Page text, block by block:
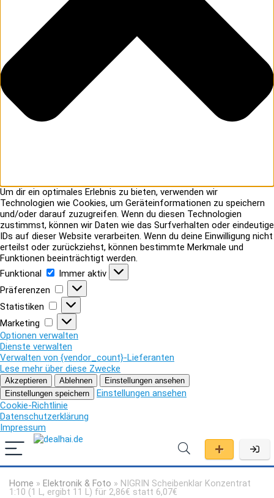
Um dir ein optimales Erlebnis zu bieten, verwenden wir
Technologien wie Cookies, um Geräteinformationen zu speichern
und/oder darauf zuzugreifen. Wenn du diesen Technologien
zustimmst, können wir Daten wie das Surfverhalten oder eindeutige
IDs auf dieser Website verarbeiten. Wenn du deine Einwilligung nicht
erteilst oder zurückziehst, können bestimmte Merkmale und
Funktionen beeinträchtigt werden.
Funktional
Funktional
Immer aktiv
Präferenzen
Präferenzen
Statistiken
Statistiken
Marketing
Marketing
Optionen verwalten
Dienste verwalten
Verwalten von {vendor_count}-Lieferanten
Lese mehr über diese Zwecke
Akzeptieren Ablehnen
Einstellungen ansehen
Einstellungen speichern
Einstellungen ansehen
Cookie-Richtlinie
Datenschutzerklärung
Impressum
Home » Elektronik & Foto » NIGRIN Scheibenklar Konzentrat
1:10 (1 L, ergibt 11 L) für 2,86€ statt 6,07€